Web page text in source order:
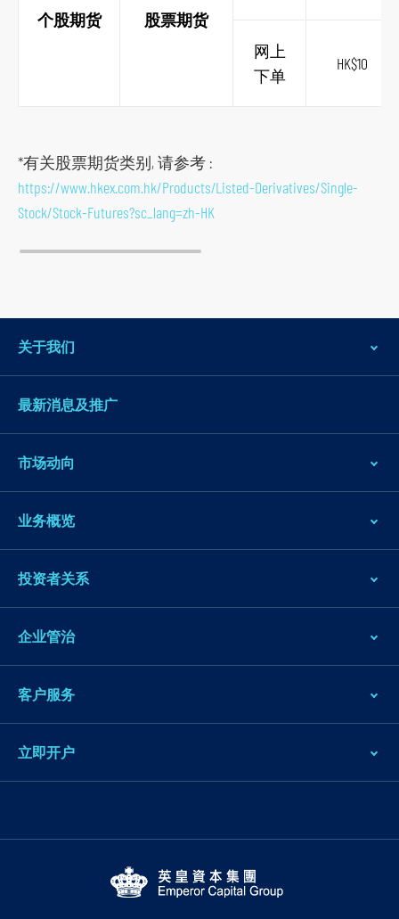
个股期货 股票期货
网上
下单
HK$10
*有关股票期货类别, 请参考 :
https://www.hkex.com.hk/Products/Listed-Derivatives/Single-
Stock/Stock-Futures?sc_lang=zh-HK
关于我们
最新消息及推广
市场动向
业务概览
投资者关系
企业管治
客户服务
立即开户